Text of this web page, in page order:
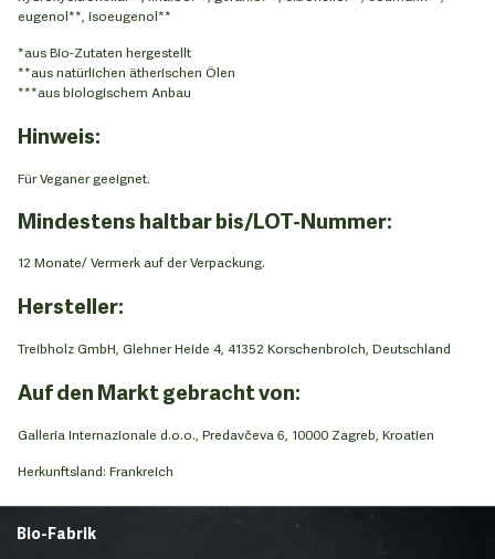
eugenol**, isoeugenol**
*aus Bio-Zutaten hergestellt
**aus natürlichen ätherischen Ölen
***aus biologischem Anbau
Hinweis:
Für Veganer geeignet.
Mindestens haltbar bis/LOT-Nummer:
12 Monate/ Vermerk auf der Verpackung.
Hersteller:
Treibholz GmbH, Glehner Heide 4, 41352 Korschenbroich, Deutschland
Auf den Markt gebracht von:
Galleria Internazionale d.o.o., Predavčeva 6, 10000 Zagreb, Kroatien
Herkunftsland: Frankreich
Bio-Fabrik